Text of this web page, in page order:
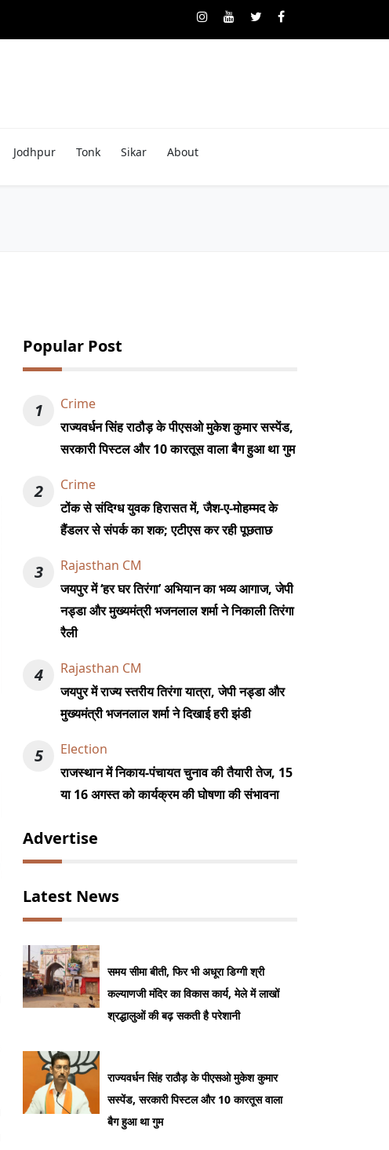
Jodhpur Tonk Sikar About
Popular Post
1
Crime
राज्यवर्धन सिंह राठौड़ के पीएसओ मुकेश कुमार सस्पेंड,
सरकारी पिस्टल और 10 कारतूस वाला बैग हुआ था गुम
2
Crime
टोंक से संदिग्ध युवक हिरासत में, जैश-ए-मोहम्मद के
हैंडलर से संपर्क का शक; एटीएस कर रही पूछताछ
3
Rajasthan CM
जयपुर में ‘हर घर तिरंगा’ अभियान का भव्य आगाज, जेपी
नड्डा और मुख्यमंत्री भजनलाल शर्मा ने निकाली तिरंगा
रैली
4
Rajasthan CM
जयपुर में राज्य स्तरीय तिरंगा यात्रा, जेपी नड्डा और
मुख्यमंत्री भजनलाल शर्मा ने दिखाई हरी झंडी
5
Election
राजस्थान में निकाय-पंचायत चुनाव की तैयारी तेज, 15
या 16 अगस्त को कार्यक्रम की घोषणा की संभावना
Advertise
Latest News
समय सीमा बीती, फिर भी अधूरा डिग्गी श्री
कल्याणजी मंदिर का विकास कार्य, मेले में लाखों
श्रद्धालुओं की बढ़ सकती है परेशानी
राज्यवर्धन सिंह राठौड़ के पीएसओ मुकेश कुमार
सस्पेंड, सरकारी पिस्टल और 10 कारतूस वाला
बैग हुआ था गुम